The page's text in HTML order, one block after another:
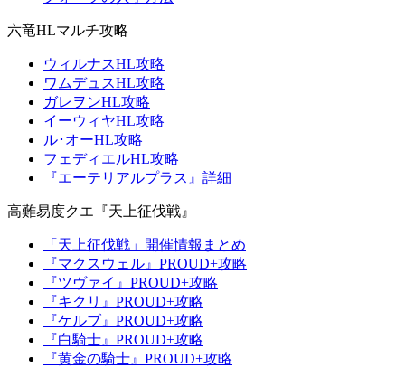
六竜HLマルチ攻略
ウィルナスHL攻略
ワムデュスHL攻略
ガレヲンHL攻略
イーウィヤHL攻略
ル･オーHL攻略
フェディエルHL攻略
『エーテリアルプラス』詳細
高難易度クエ『天上征伐戦』
「天上征伐戦」開催情報まとめ
『マクスウェル』PROUD+攻略
『ツヴァイ』PROUD+攻略
『キクリ』PROUD+攻略
『ケルブ』PROUD+攻略
『白騎士』PROUD+攻略
『黄金の騎士』PROUD+攻略